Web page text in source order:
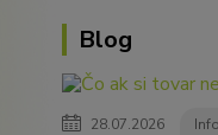
Blog
28.07.2026